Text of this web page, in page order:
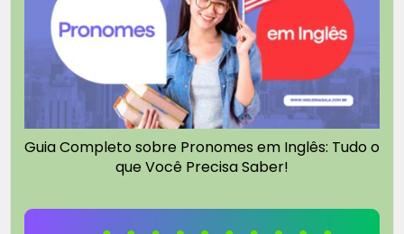
Guia Completo sobre Pronomes em Inglês: Tudo o
que Você Precisa Saber!